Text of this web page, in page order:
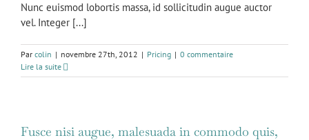
Nunc euismod lobortis massa, id sollicitudin augue auctor
vel. Integer [...]
Par colin | novembre 27th, 2012 | Pricing | 0 commentaire
Lire la suite
Fusce nisi augue, malesuada in commodo quis,